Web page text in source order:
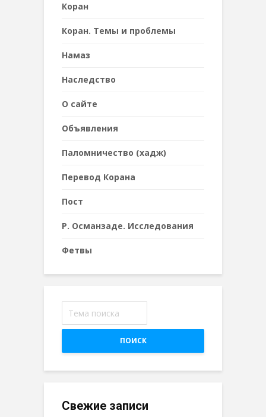
Коран
Коран. Темы и проблемы
Намаз
Наследствo
О сайте
Объявления
Паломничество (хадж)
Перевод Корана
Пост
Р. Османзаде. Исследования
Фетвы
ПОИСК
Свежие записи